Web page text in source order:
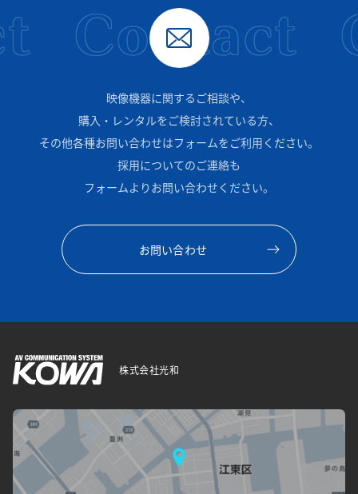
Contact
映像機器に関するご相談や、
購入・レンタルをご検討されている方、
その他各種お問い合わせはフォームをご利用ください。
採用についてのご連絡も
フォームよりお問い合わせください。
お問い合わせ
株式会社光和